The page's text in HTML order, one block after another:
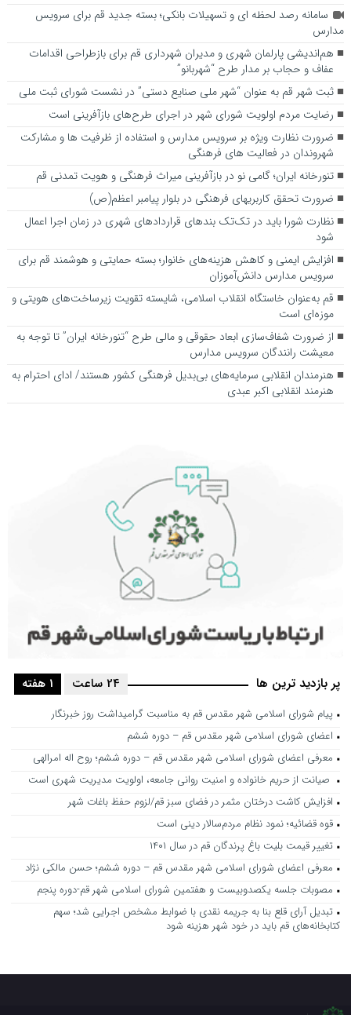
سامانه رصد لحظه ای و تسهیلات بانکی؛ بسته جدید قم برای سرویس
مدارس
هم‌اندیشی پارلمان شهری و مدیران شهرداری قم برای بازطراحی اقدامات
عفاف و حجاب بر مدار طرح “شهربانو”
ثبت شهر قم به عنوان “شهر ملی صنایع دستی” در نشست شورای ثبت ملی
رضایت مردم اولویت شورای شهر در اجرای طرح‌های بازآفرینی است
ضرورت نظارت ویژه بر سرویس مدارس و استفاده از ظرفیت ها و مشارکت
شهروندان در فعالیت های فرهنگی
تنورخانه ایران؛ گامی نو در بازآفرینی میراث فرهنگی و هویت تمدنی قم
ضرورت تحقق کاربری­های فرهنگی در بلوار پیامبر اعظم(ص)
نظارت شورا باید در تک‌تک بندهای قراردادهای شهری در زمان اجرا اعمال
شود
افزایش ایمنی و کاهش هزینه‌های خانوار؛ بسته حمایتی و هوشمند قم برای
سرویس مدارس دانش‌آموزان
قم به‌عنوان خاستگاه انقلاب اسلامی، شایسته تقویت زیرساخت‌های هویتی و
موزه‌ای است
از ضرورت شفاف‌سازی ابعاد حقوقی و مالی طرح “تنورخانه ایران” تا توجه به
معیشت رانندگان سرویس مدارس
هنرمندان انقلابی سرمایه‌های بی‌بدیل فرهنگی کشور هستند/ ادای احترام به
هنرمند انقلابی اکبر عبدی
پر بازدید ترین ها 1 هفته 24 ساعت
پیام شورای اسلامی شهر مقدس قم به مناسبت گرامیداشت روز خبرنگار
اعضای شورای اسلامی شهر مقدس قم – دوره ششم
معرفی اعضای شورای اسلامی شهر مقدس قم – دوره ششم؛ روح اله امرالهی
صیانت از حریم خانواده و امنیت روانی جامعه، اولویت مدیریت شهری است
افزایش کاشت درختان مثمر در فضای سبز قم/لزوم حفظ باغات شهر
قوه قضائیه؛ نمود نظام مردم‌سالار دینی است
تغییر قیمت بلیت باغ پرندگان قم در سال ۱۴۰۱
معرفی اعضای شورای اسلامی شهر مقدس قم – دوره ششم؛ حسن مالکی نژاد
مصوبات جلسه یکصدوبیست و هفتمین شورای اسلامی شهر قم-دوره پنجم
تبدیل آرای قلع بنا به جریمه نقدی با ضوابط مشخص اجرایی شد؛ سهم
کتابخانه‌های قم باید در خود شهر هزینه شود